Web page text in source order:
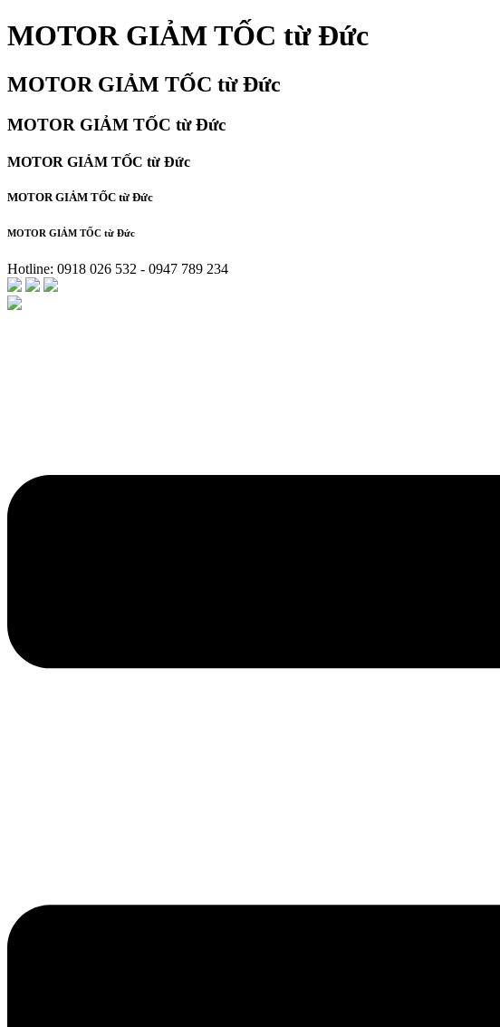
MOTOR GIẢM TỐC từ Đức
MOTOR GIẢM TỐC từ Đức
MOTOR GIẢM TỐC từ Đức
MOTOR GIẢM TỐC từ Đức
MOTOR GIẢM TỐC từ Đức
MOTOR GIẢM TỐC từ Đức
Hotline: 0918 026 532 - 0947 789 234